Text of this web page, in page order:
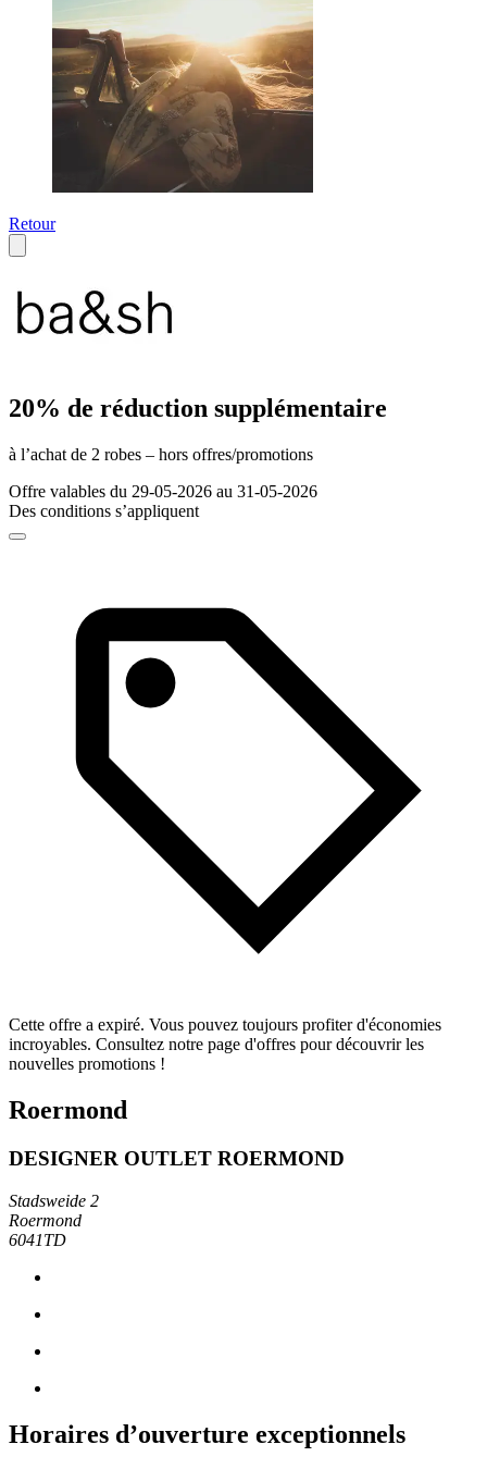
Retour
20% de réduction supplémentaire
à l’achat de 2 robes – hors offres/promotions
Offre valables du 29-05-2026 au 31-05-2026
Des conditions s’appliquent
Cette offre a expiré. Vous pouvez toujours profiter d'économies
incroyables. Consultez notre page d'offres pour découvrir les
nouvelles promotions !
Roermond
DESIGNER OUTLET ROERMOND
Stadsweide 2
Roermond
6041TD
Horaires d’ouverture exceptionnels